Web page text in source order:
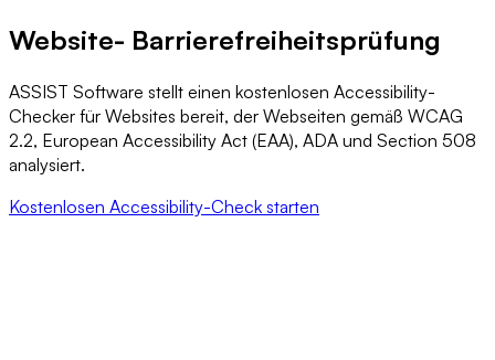
Website- Barrierefreiheitsprüfung
ASSIST Software stellt einen kostenlosen Accessibility-
Checker für Websites bereit, der Webseiten gemäß WCAG
2.2, European Accessibility Act (EAA), ADA und Section 508
analysiert.
Kostenlosen Accessibility-Check starten